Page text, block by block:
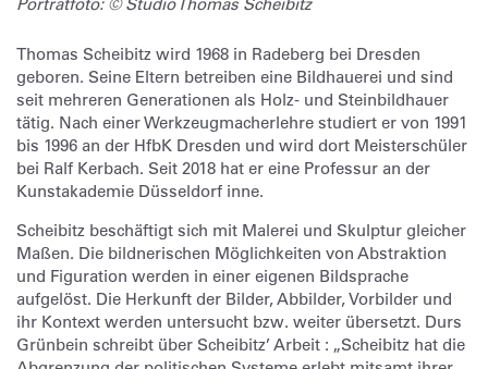
Thomas Scheibitz wird 1968 in Radeberg bei Dresden
geboren. Seine Eltern betreiben eine Bildhauerei und sind
seit mehreren Generationen als Holz- und Steinbildhauer
tätig. Nach einer Werkzeugmacherlehre studiert er von 1991
bis 1996 an der HfbK Dresden und wird dort Meisterschüler
bei Ralf Kerbach. Seit 2018 hat er eine Professur an der
Kunstakademie Düsseldorf inne.
Scheibitz beschäftigt sich mit Malerei und Skulptur gleicher
Maßen. Die bildnerischen Möglichkeiten von Abstraktion
und Figuration werden in einer eigenen Bildsprache
aufgelöst. Die Herkunft der Bilder, Abbilder, Vorbilder und
ihr Kontext werden untersucht bzw. weiter übersetzt. Durs
Grünbein schreibt über Scheibitz’ Arbeit : „Scheibitz hat die